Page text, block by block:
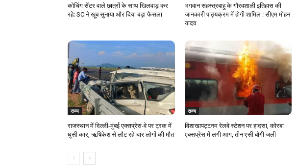
कोचिंग सेंटर वाले छात्रों के साथ खिलवाड़ कर
रहे; SC ने खूब सुनाया और दिया बड़ा फैसला
भगवान सहस्त्रबाहु के गौरवशाली इतिहास की
जानकारी पाठ्यक्रम में होगी शामिल : सीएम मोहन
यादव
राज्य
राजस्‍थान में दिल्ली-मुंबई एक्सप्रेस-वे पर ट्रक में
घुसी कार, ऋषिकेश से लौट रहे चार लोगों की मौत
राज्य
विशाखापट्टनम रेलवे स्टेशन पर हादसा, कोरबा
एक्सप्रेस में लगी आग, तीन एसी बोगी जली